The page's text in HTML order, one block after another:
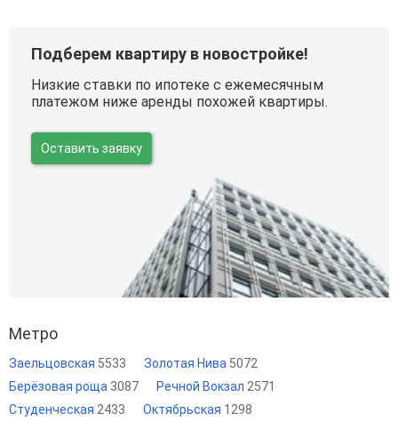
Подберем квартиру в новостройке!
Низкие ставки по ипотеке с ежемесячным
платежом ниже аренды похожей квартиры.
Оставить заявку
Метро
Заельцовская 5533 Золотая Нива 5072
Берёзовая роща 3087 Речной Вокзал 2571
Студенческая 2433 Октябрьская 1298